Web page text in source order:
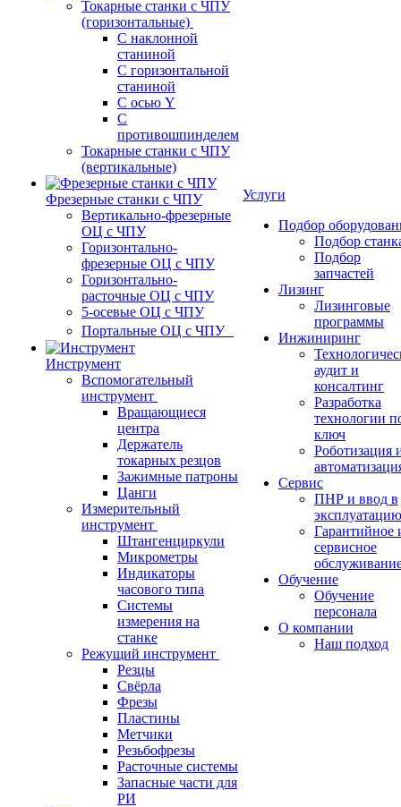
Токарные станки с ЧПУ
(горизонтальные)
С наклонной
станиной
С горизонтальной
станиной
С осью Y
С
противошпинделем
Токарные станки с ЧПУ
(вертикальные)
Фрезерные станки с ЧПУ
Вертикально-фрезерные
ОЦ с ЧПУ
Горизонтально-
фрезерные ОЦ с ЧПУ
Горизонтально-
расточные ОЦ с ЧПУ
5-осевые ОЦ с ЧПУ
Портальные ОЦ с ЧПУ
Инструмент
Вспомогательный
инструмент
Вращающиеся
центра
Держатель
токарных резцов
Зажимные патроны
Цанги
Измерительный
инструмент
Штангенциркули
Микрометры
Индикаторы
часового типа
Системы
измерения на
станке
Режущий инструмент
Резцы
Свёрла
Фрезы
Пластины
Метчики
Резьбофрезы
Расточные системы
Запасные части для
РИ
Услуги
Подбор
Подбор
Подбор
запчастей
Лизинг
Лизинговые
программы
Инжиниринг
аудит и
консалтинг
Разработка
технологии
ключ
Роботизация
Сервис
ПНР и ввод в
эксплуатацию
Гарантийное
сервисное
Обучение
Обучение
персонала
О компании
Наш подход